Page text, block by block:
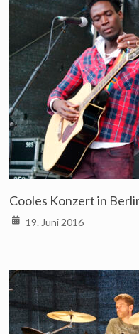
Cooles Konzert in
19. Juni 2016